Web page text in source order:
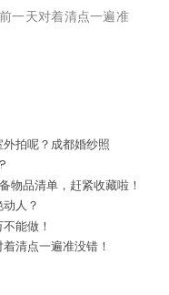
一天对着清点一遍准
拍呢？成都婚纱照
物品清单，赶紧收藏啦！
人？
能做！
清点一遍准没错！